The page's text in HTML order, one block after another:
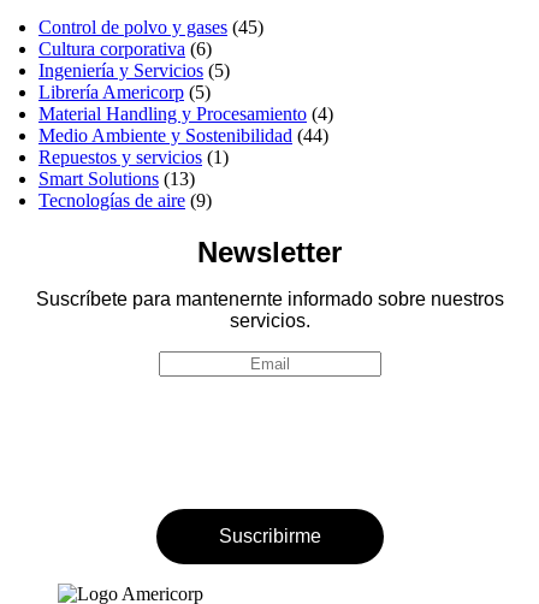
Control de polvo y gases (45)
Cultura corporativa (6)
Ingeniería y Servicios (5)
Librería Americorp (5)
Material Handling y Procesamiento (4)
Medio Ambiente y Sostenibilidad (44)
Repuestos y servicios (1)
Smart Solutions (13)
Tecnologías de aire (9)
Newsletter
Suscríbete para mantenernte informado sobre nuestros
servicios.